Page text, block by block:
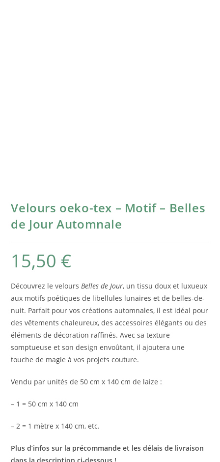
Velours oeko-tex – Motif – Belles
de Jour Automnale
15,50 €
Découvrez le velours Belles de Jour, un tissu doux et luxueux
aux motifs poétiques de libellules lunaires et de belles-de-
nuit. Parfait pour vos créations automnales, il est idéal pour
des vêtements chaleureux, des accessoires élégants ou des
éléments de décoration raffinés. Avec sa texture
somptueuse et son design envoûtant, il ajoutera une
touche de magie à vos projets couture.
Vendu par unités de 50 cm x 140 cm de laize :
– 1 = 50 cm x 140 cm
– 2 = 1 mètre x 140 cm, etc.
Plus d’infos sur la précommande et les délais de livraison
dans la description ci-dessous !